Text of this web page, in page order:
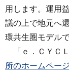
用します。運用
議の上で地元へ
環共生圏モデルで
「ｅ．ＣＹＣＬ
所のホームペー